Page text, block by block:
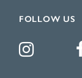
FOLLOW US